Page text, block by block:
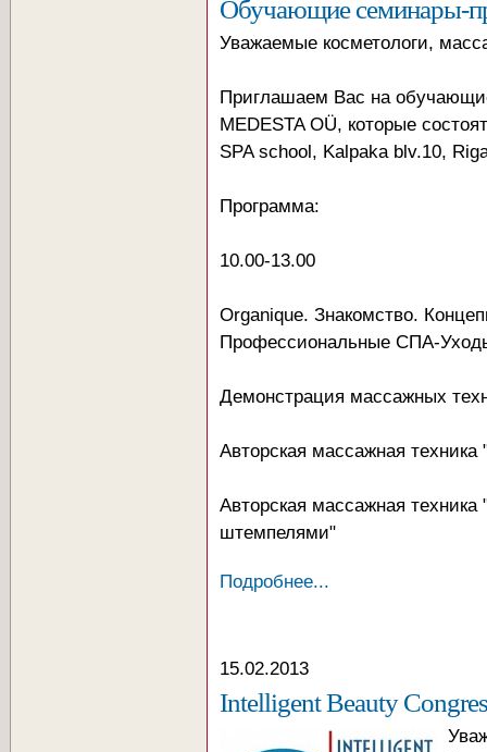
Обучающие семинары-
Уважаемые косметологи,
Приглашаем Вас на
MEDESTA OÜ, которые
SPA school, Kalpaka blv.10,
Программа:
10.00-13.00
Organique. Знакомство.
Профессиональные СПА-
Демонстрация массажных
Авторская массажная
Авторская массажная
штемпелями"
Подробнее...
15.02.2013
Intelligent Beauty